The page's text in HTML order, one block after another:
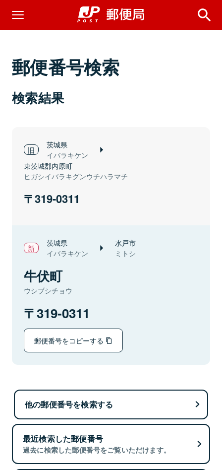
郵便番号検索
検索結果
茨城県
イバラキケン
東茨城郡内原町
ヒガシイバラキグンウチハラマチ
319-0311
茨城県
イバラキケン
水戸市
ミトシ
牛伏町
ウシブシチョウ
319-0311
郵便番号をコピーする
他の郵便番号を検索する
最近検索した郵便番号
過去に検索した郵便番号をご覧いただけます。